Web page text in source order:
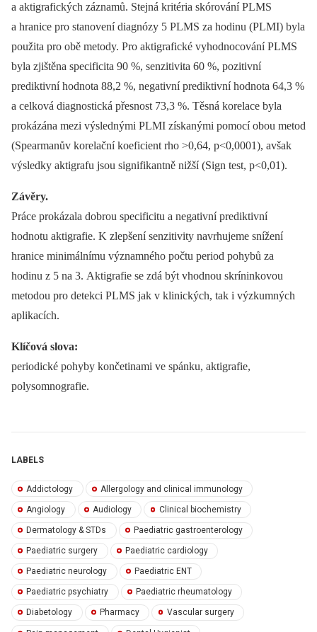
a aktigrafických záznamů. Stejná kritéria skórování PLMS
a hranice pro stanovení diagnózy 5 PLMS za hodinu (PLMI) byla
použita pro obě metody. Pro aktigrafické vyhodnocování PLMS
byla zjištěna specificita 90 %, senzitivita 60 %, pozitivní
prediktivní hodnota 88,2 %, negativní prediktivní hodnota 64,3 %
a celková diagnostická přesnost 73,3 %. Těsná korelace byla
prokázána mezi výslednými PLMI získanými pomocí obou metod
(Spearmanův korelační koeficient rho >0,64, p<0,0001), avšak
výsledky aktigrafu jsou signifikantně nižší (Sign test, p<0,01).
Závěry.
Práce prokázala dobrou specificitu a negativní prediktivní
hodnotu aktigrafie. K zlepšení senzitivity navrhujeme snížení
hranice minimálnímu významného počtu period pohybů za
hodinu z 5 na 3. Aktigrafie se zdá být vhodnou skríninkovou
metodou pro detekci PLMS jak v klinických, tak i výzkumných
aplikacích.
Klíčová slova:
periodické pohyby končetinami ve spánku, aktigrafie,
polysomnografie.
LABELS
Addictology Allergology and clinical immunology
Angiology Audiology Clinical biochemistry
Dermatology & STDs Paediatric gastroenterology
Paediatric surgery Paediatric cardiology
Paediatric neurology Paediatric ENT
Paediatric psychiatry Paediatric rheumatology
Diabetology Pharmacy Vascular surgery